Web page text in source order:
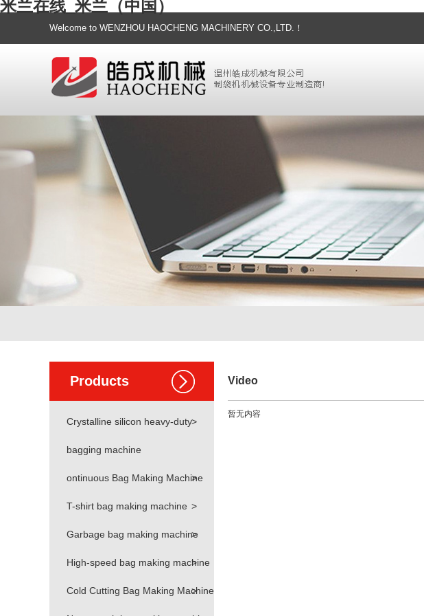
米兰在线_米兰（中国）
Welcome to WENZHOU HAOCHENG MACHINERY CO.,LTD.！
Products
Crystalline silicon heavy-duty
bagging machine
>
ontinuous Bag Making Machine
>
T-shirt bag making machine >
Garbage bag making machine
>
High-speed bag making machine
>
Cold Cutting Bag Making Machine
>
Video
暂无内容